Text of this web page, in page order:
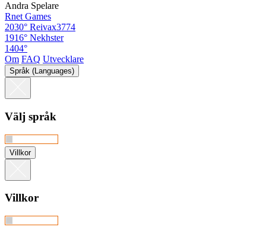
Andra Spelare
Rnet Games
2030° Reivax3774
1916° Nekhster
1404°
Om FAQ Utvecklare
Språk (Languages)
Välj språk
Villkor
Villkor